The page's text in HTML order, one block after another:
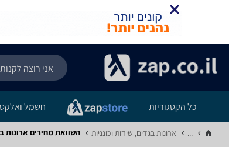
כל הקטגוריות חשמל
... ארונות בגדים, שידות וכונניות‏ השוואת מחירים ארונות